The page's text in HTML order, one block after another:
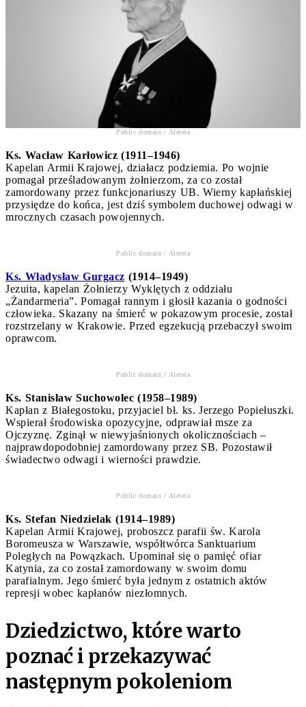
Public domain / Aleteia
Ks. Wacław Karłowicz (1911–1946)
Kapelan Armii Krajowej, działacz podziemia. Po wojnie
pomagał prześladowanym żołnierzom, za co został
zamordowany przez funkcjonariuszy UB. Wierny kapłańskiej
przysiędze do końca, jest dziś symbolem duchowej odwagi w
mrocznych czasach powojennych.
Public domain / Aleteia
Ks. Władysław Gurgacz (1914–1949)
Jezuita, kapelan Żołnierzy Wyklętych z oddziału
„Żandarmeria”. Pomagał rannym i głosił kazania o godności
człowieka. Skazany na śmierć w pokazowym procesie, został
rozstrzelany w Krakowie. Przed egzekucją przebaczył swoim
oprawcom.
Public domain / Aleteia
Ks. Stanisław Suchowolec (1958–1989)
Kapłan z Białegostoku, przyjaciel bł. ks. Jerzego Popiełuszki.
Wspierał środowiska opozycyjne, odprawiał msze za
Ojczyznę. Zginął w niewyjaśnionych okolicznościach –
najprawdopodobniej zamordowany przez SB. Pozostawił
świadectwo odwagi i wierności prawdzie.
Public domain / Aleteia
Ks. Stefan Niedzielak (1914–1989)
Kapelan Armii Krajowej, proboszcz parafii św. Karola
Boromeusza w Warszawie, współtwórca Sanktuarium
Poległych na Powązkach. Upominał się o pamięć ofiar
Katynia, za co został zamordowany w swoim domu
parafialnym. Jego śmierć była jednym z ostatnich aktów
represji wobec kapłanów niezłomnych.
Dziedzictwo, które warto
poznać i przekazywać
następnym pokoleniom